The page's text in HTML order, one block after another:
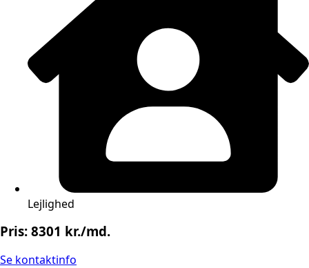
Lejlighed
Pris: 8301 kr./md.
Se kontaktinfo